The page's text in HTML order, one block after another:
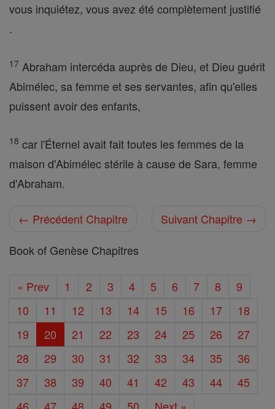
vous inquiétez, vous avez été complètement justifié
.
17 Abraham intercéda auprès de Dieu, et Dieu guérit
Abimélec, sa femme et ses servantes, afin qu'elles
puissent avoir des enfants,
18 car l'Éternel avait fait toutes les femmes de la
maison d'Abimélec stérile à cause de Sara, femme
d'Abraham.
← Précédent Chapitre
Suivant Chapitre →
Book of Genèse Chapitres
« Prev 1 2 3 4 5 6 7 8
9
10
11 12 13 14 15 16 17
18
19
20 21 22 23 24 25 26
27
28
29 30 31 32 33 34 35
36
37
38 39 40 41 42 43 44
45